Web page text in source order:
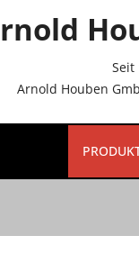
Seit
Arnold Houben